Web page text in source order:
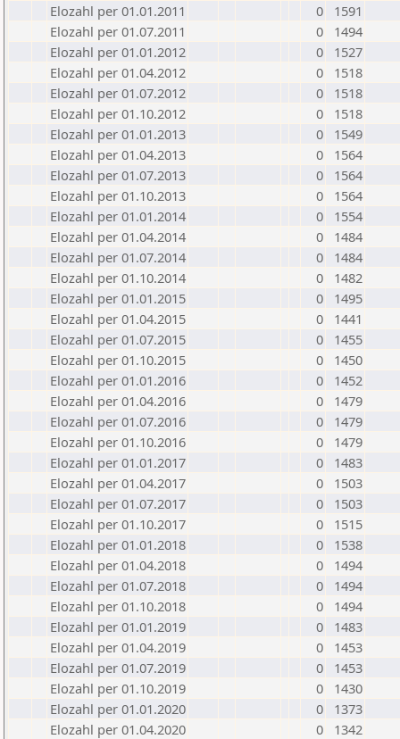
Elozahl per 01.01.2011
0
1591
Elozahl per 01.07.2011
0
1494
Elozahl per 01.01.2012
0
1527
Elozahl per 01.04.2012
0
1518
Elozahl per 01.07.2012
0
1518
Elozahl per 01.10.2012
0
1518
Elozahl per 01.01.2013
0
1549
Elozahl per 01.04.2013
0
1564
Elozahl per 01.07.2013
0
1564
Elozahl per 01.10.2013
0
1564
Elozahl per 01.01.2014
0
1554
Elozahl per 01.04.2014
0
1484
Elozahl per 01.07.2014
0
1484
Elozahl per 01.10.2014
0
1482
Elozahl per 01.01.2015
0
1495
Elozahl per 01.04.2015
0
1441
Elozahl per 01.07.2015
0
1455
Elozahl per 01.10.2015
0
1450
Elozahl per 01.01.2016
0
1452
Elozahl per 01.04.2016
0
1479
Elozahl per 01.07.2016
0
1479
Elozahl per 01.10.2016
0
1479
Elozahl per 01.01.2017
0
1483
Elozahl per 01.04.2017
0
1503
Elozahl per 01.07.2017
0
1503
Elozahl per 01.10.2017
0
1515
Elozahl per 01.01.2018
0
1538
Elozahl per 01.04.2018
0
1494
Elozahl per 01.07.2018
0
1494
Elozahl per 01.10.2018
0
1494
Elozahl per 01.01.2019
0
1483
Elozahl per 01.04.2019
0
1453
Elozahl per 01.07.2019
0
1453
Elozahl per 01.10.2019
0
1430
Elozahl per 01.01.2020
0
1373
Elozahl per 01.04.2020
0
1342